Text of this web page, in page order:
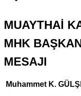
MUAYTHAİ
MHK
MESAJI
Muhammet K.